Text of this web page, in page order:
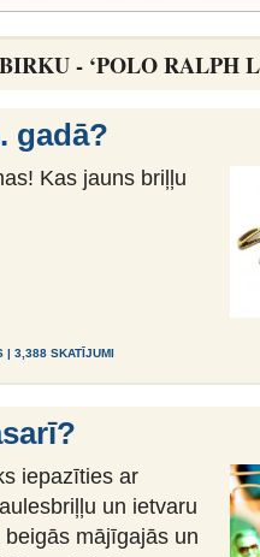
- ‘POLO RALPH
gadā?
Kas jauns briļļu
| 3,388 SKATĪJUMI
iepazīties ar
un ietvaru
mājīgajās un